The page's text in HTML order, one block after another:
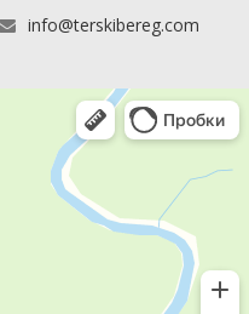
info@terskibereg.com